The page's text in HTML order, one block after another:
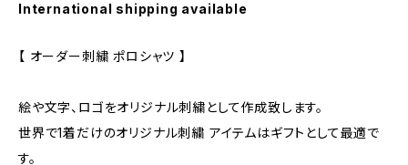
International shipping available
【 オーダー刺繍 ポロシャツ 】
絵や文字、ロゴをオリジナル刺繍として作成致します。
世界で1着だけのオリジナル刺繍 アイテムはギフトとして最適で
す。